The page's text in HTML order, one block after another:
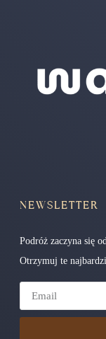
NEWSLETTER
Podróż zaczyna się
Otrzymuj te